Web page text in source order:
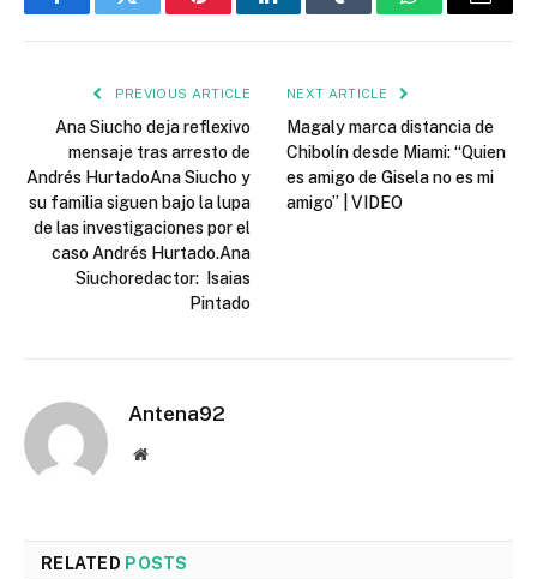
FacebookTwitter PinterestLinkedInTumblr WhatsAppEmail
PREVIOUS ARTICLE
Ana Siucho deja reflexivo
mensaje tras arresto de
Andrés HurtadoAna Siucho y
su familia siguen bajo la lupa
de las investigaciones por el
caso Andrés Hurtado.Ana
Siuchoredactor: Isaias
Pintado
NEXT ARTICLE
Magaly marca distancia de
Chibolín desde Miami: “Quien
es amigo de Gisela no es mi
amigo” | VIDEO
Antena92
Website
RELATED POSTS